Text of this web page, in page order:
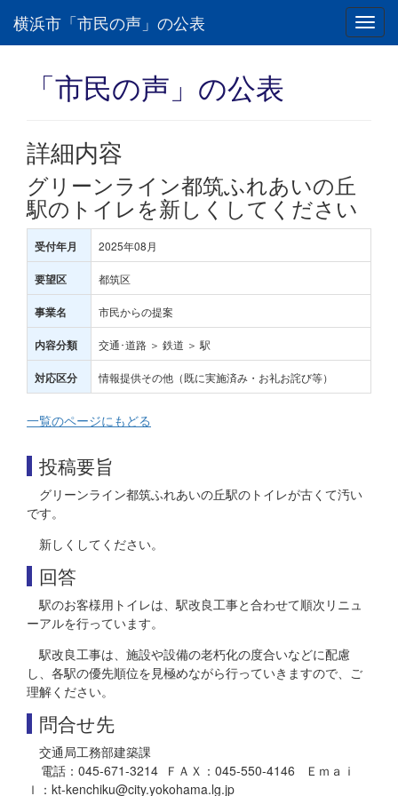
横浜市「市民の声」の公表
「市民の声」の公表
詳細内容
グリーンライン都筑ふれあいの丘
駅のトイレを新しくしてください
受付年月 2025年08月
要望区 都筑区
事業名 市民からの提案
内容分類 交通･道路 ＞ 鉄道 ＞ 駅
対応区分 情報提供その他（既に実施済み・お礼お詫び等）
一覧のページにもどる
投稿要旨
グリーンライン都筑ふれあいの丘駅のトイレが古くて汚い
です。
新しくしてください。
回答
駅のお客様用トイレは、駅改良工事と合わせて順次リニュ
ーアルを行っています。
駅改良工事は、施設や設備の老朽化の度合いなどに配慮
し、各駅の優先順位を見極めながら行っていきますので、ご
理解ください。
問合せ先
交通局工務部建築課
電話：045-671-3214 ＦＡＸ：045-550-4146 Ｅｍａｉ
ｌ：kt-kenchiku@city.yokohama.lg.jp